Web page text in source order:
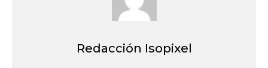
Redacción Isopixel